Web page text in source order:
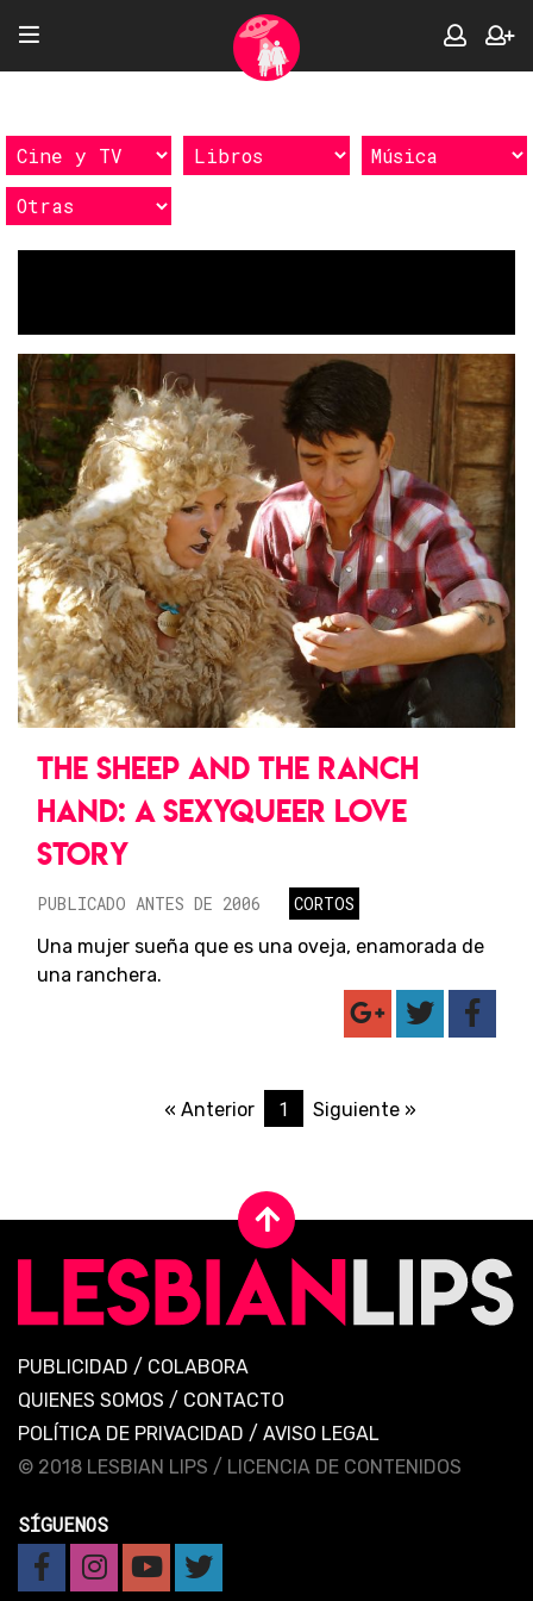
THE SHEEP AND THE RANCH
HAND: A SEXYQUEER LOVE
STORY
PUBLICADO ANTES DE 2006
CORTOS
Una mujer sueña que es una oveja, enamorada de
una ranchera.
« Anterior 1 Siguiente »
PUBLICIDAD / COLABORA
QUIENES SOMOS / CONTACTO
POLÍTICA DE PRIVACIDAD / AVISO LEGAL
© 2018 LESBIAN LIPS / LICENCIA DE CONTENIDOS
SÍGUENOS